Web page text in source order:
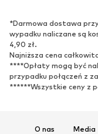
Nowości
Trampki & sneakersy
Czółenka & buty na
Sandały
Buty sportowe
Ekskluzywne
*Darmowa dostawa
wypadku naliczane są
4,90 zł.
Najniższa cena
****Opłaty mogą być
przypadku połączeń z
******Wszystkie ceny z
O nas Media